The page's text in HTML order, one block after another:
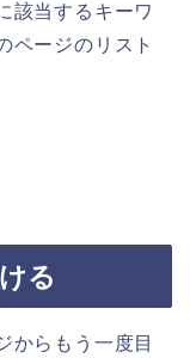
該当するキーワ
ページのリスト
る
からもう一度目